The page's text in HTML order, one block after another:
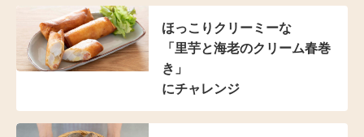
ほっこりクリーミーな
「里芋と海老のクリーム春巻
き」
にチャレンジ